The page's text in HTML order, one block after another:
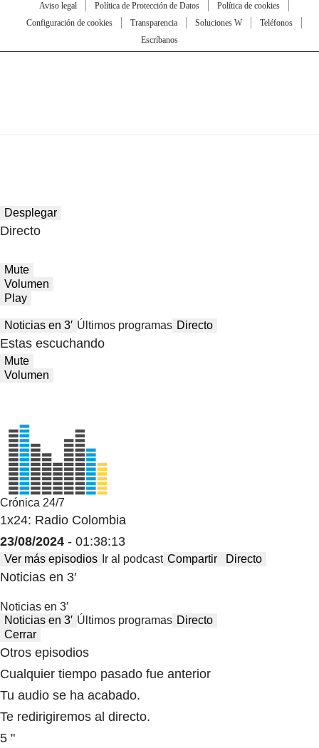
Aviso legal Política de Protección de Datos
Política de cookies
Configuración de cookies
Transparencia Soluciones W
Teléfonos
Escríbanos
Desplegar
Directo
Mute
Volumen
Play
Noticias en 3′ Últimos programas Directo
Estas escuchando
Mute
Volumen
Crónica 24/7
1x24: Radio Colombia
23/08/2024 - 01:38:13
Ver más episodios Ir al podcast Compartir Directo
Noticias en 3′
Noticias en 3′
Noticias en 3′ Últimos programas Directo
Cerrar
Otros episodios
Cualquier tiempo pasado fue anterior
Tu audio se ha acabado.
Te redirigiremos al directo.
5 "